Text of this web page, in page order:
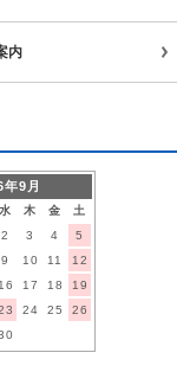
内
9月
水 木 金
土
2 3 4
5
9 10 11
12
16 17 18
19
24 25
26